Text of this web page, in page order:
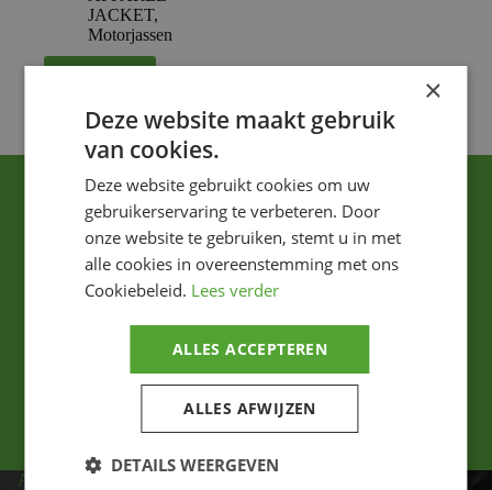
JACKET,
Motorjassen
ADRES
×
Deze website maakt gebruik
van cookies.
Deze website gebruikt cookies om uw
gebruikerservaring te verbeteren. Door
onze website te gebruiken, stemt u in met
alle cookies in overeenstemming met ons
Cookiebeleid. Lees verder
ALLES ACCEPTEREN
ALLES AFWIJZEN
DETAILS WEERGEVEN